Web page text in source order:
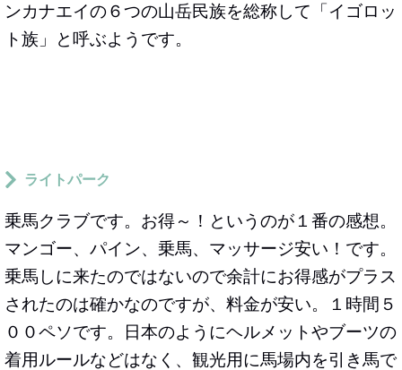
ンカナエイの６つの山岳民族を総称して「イゴロッ
ト族」と呼ぶようです。
ライトパーク
乗馬クラブです。お得～！というのが１番の感想。
マンゴー、パイン、乗馬、マッサージ安い！です。
乗馬しに来たのではないので余計にお得感がプラス
されたのは確かなのですが、料金が安い。１時間５
００ペソです。日本のようにヘルメットやブーツの
着用ルールなどはなく、観光用に馬場内を引き馬で